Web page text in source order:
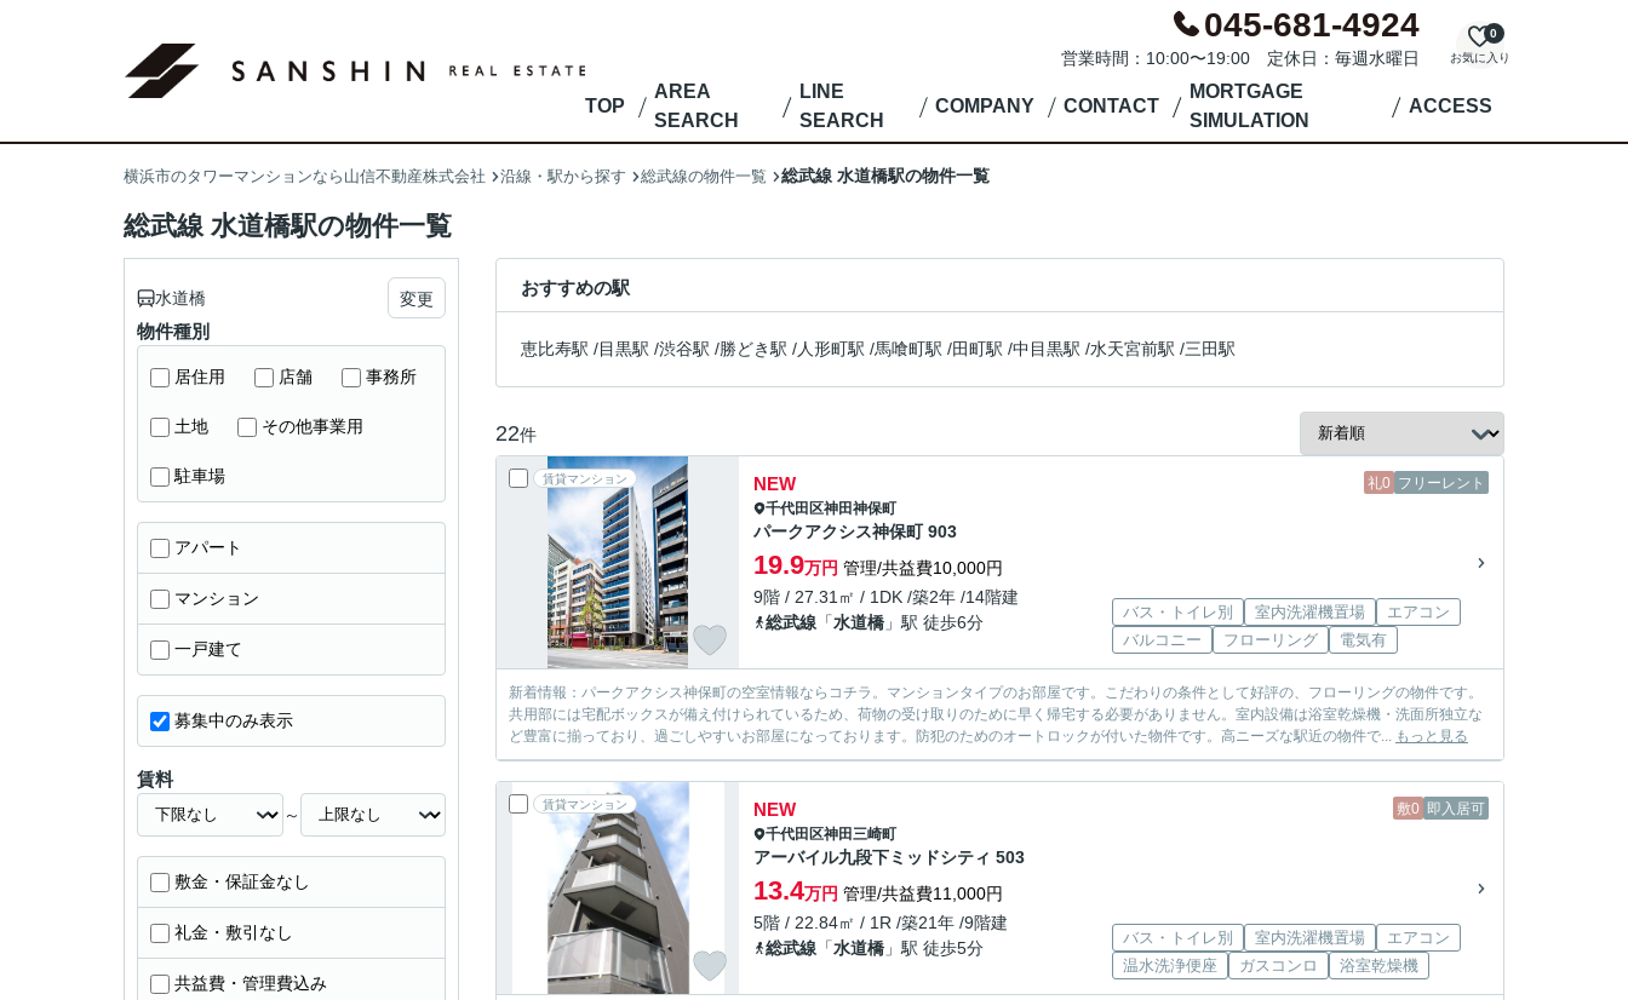
045-681-4924
営業時間：10:00〜19:00 定休日：毎週水曜日 お気に入り
0
TOP
AREA
SEARCH
LINE
SEARCH
COMPANY CONTACT
MORTGAGE
SIMULATION
ACCESS
横浜市のタワーマンションなら山信不動産株式会社 沿線・駅から探す 総武線の物件一覧 総武線 水道橋駅の物件一覧
総武線 水道橋駅の物件一覧
おすすめの駅
恵比寿駅 /目黒駅 /渋谷駅 /勝どき駅 /人形町駅 /馬喰町駅 /田町駅 /中目黒駅 /水天宮前駅 /三田駅
22件
賃貸マンション 礼0 フリーレント
NEW
千代田区神田神保町
パークアクシス神保町 903
19.9万円 管理/共益費10,000円
9階 / 27.31㎡ / 1DK /築2年 /14階建
総武線 「水道橋 」駅 徒歩6分
バス・トイレ別 室内洗濯機置場
エアコン
バルコニー
フローリング 電気有
新着情報：パークアクシス神保町の空室情報ならコチラ。マンションタイプのお部屋です。こだわりの条件として好評の、フローリングの物件です。
共用部には宅配ボックスが備え付けられているため、荷物の受け取りのために早く帰宅する必要がありません。室内設備は浴室乾燥機・洗面所独立な
ど豊富に揃っており、過ごしやすいお部屋になっております。防犯のためのオートロックが付いた物件です。高ニーズな駅近の物件で... もっと見る
賃貸マンション 敷0 即入居可
NEW
千代田区神田三崎町
アーバイル九段下ミッドシティ 503
13.4万円 管理/共益費11,000円
5階 / 22.84㎡ / 1R /築21年 /9階建
総武線 「水道橋 」駅 徒歩5分
バス・トイレ別 室内洗濯機置場
エアコン
温水洗浄便座
ガスコンロ 浴室乾燥機
水道橋 変更
物件種別
居住用 店舗 事務所
土地 その他事業用
駐車場
アパート
マンション
一戸建て
募集中のみ表示
賃料
～
敷金・保証金なし
礼金・敷引なし
共益費・管理費込み